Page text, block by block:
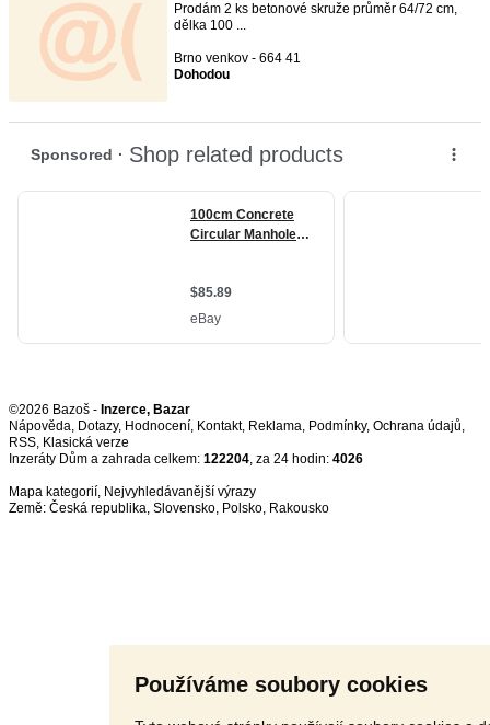
Používáme soubory cookies
Prodám 2 ks betonové skruže průměr 64/72 cm,
dělka 100 ...
Brno venkov - 664 41
Dohodou
©2026 Bazoš - Inzerce, Bazar
Nápověda, Dotazy, Hodnocení, Kontakt, Reklama, Podmínky, Ochrana údajů,
RSS,
Inzeráty Dům a zahrada celkem: 122204, za 24 hodin: 4026
Mapa kategorií, Nejvyhledávanější výrazy
Země: Česká republika, Slovensko, Polsko, Rakousko